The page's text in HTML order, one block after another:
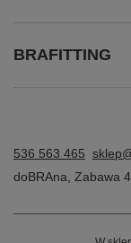
BRAFITTING
536 563 465
doBRAna
Zabawa